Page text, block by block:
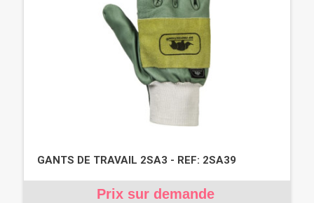
GANTS DE TRAVAIL 2SA3 - REF: 2SA39
Prix sur demande